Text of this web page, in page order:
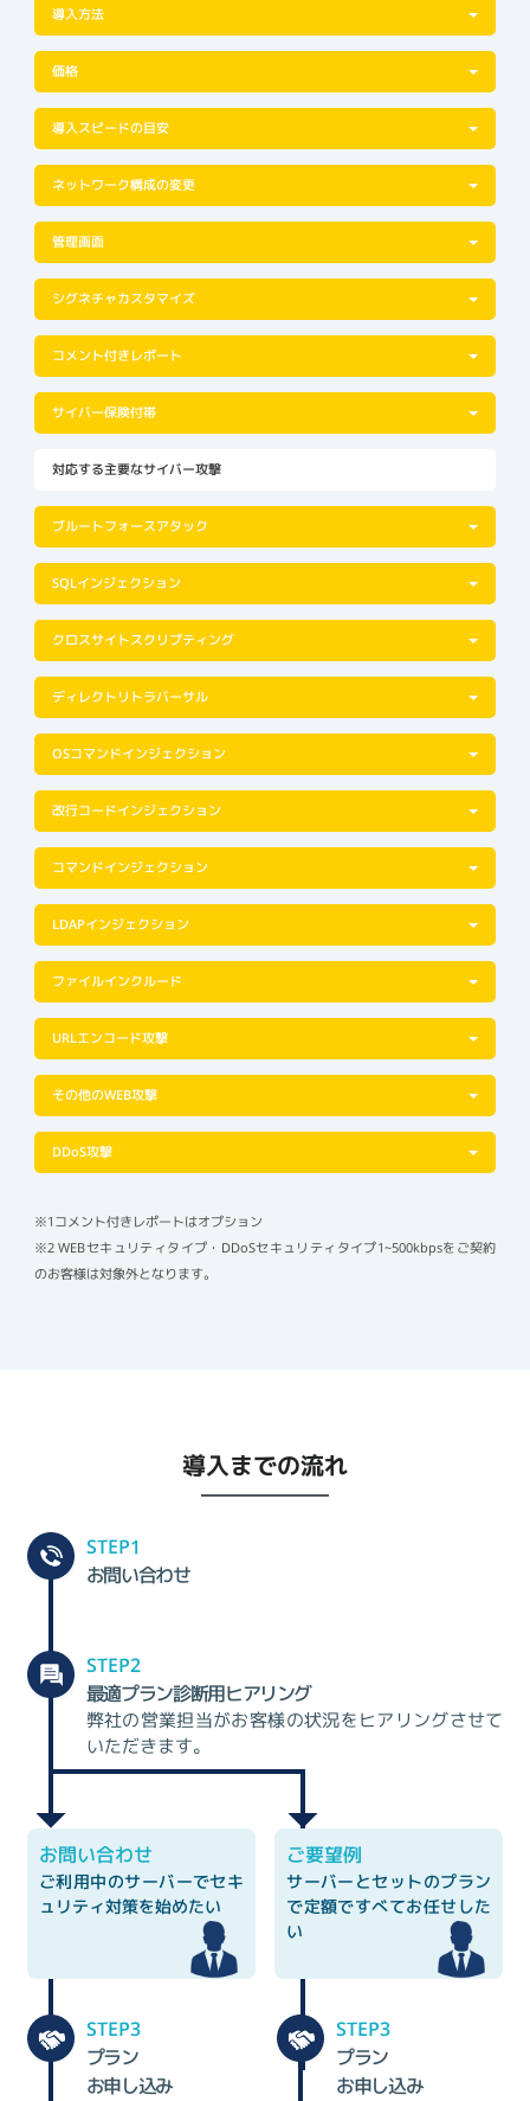
導入方法
価格
導入スピードの目安
ネットワーク構成の変更
管理画面
シグネチャカスタマイズ
コメント付きレポート
サイバー保険付帯
対応する主要なサイバー攻撃
ブルートフォースアタック
SQLインジェクション
クロスサイトスクリプティング
ディレクトリトラバーサル
OSコマンドインジェクション
改行コードインジェクション
コマンドインジェクション
LDAPインジェクション
ファイルインクルード
URLエンコード攻撃
その他のWEB攻撃
DDoS攻撃
※1コメント付きレポートはオプション
※2 WEBセキュリティタイプ・DDoSセキュリティタイプ1~500kbpsをご契約
のお客様は対象外となります。
導入までの流れ
STEP1
お問い合わせ
STEP2
最適プラン診断用ヒアリング
弊社の営業担当がお客様の状況をヒアリングさせて
いただきます。
お問い合わせ
ご利用中のサーバーでセキ
ュリティ対策を始めたい
ご要望例
サーバーとセットのプラン
で定額ですべてお任せした
い
STEP3
プラン
お申し込み
STEP3
プラン
お申し込み